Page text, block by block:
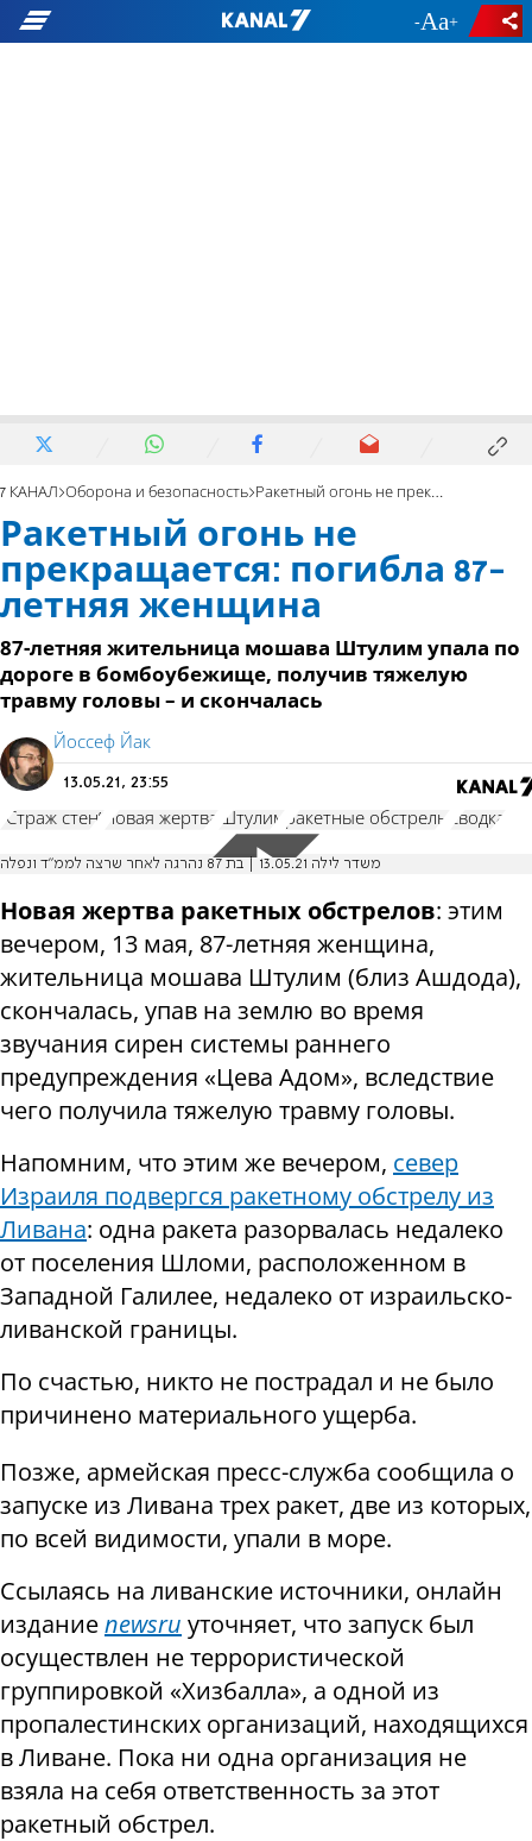
- +
7 КАНАЛ Оборона и безопасность Ракетный огонь не прекращается: погибла 87-летняя женщина
Ракетный огонь не
прекращается: погибла 87-
летняя женщина
87-летняя жительница мошава Штулим упала по
дороге в бомбоубежище, получив тяжелую
травму головы – и скончалась
Йоссеф Йак
13.05.21, 23:55
"Страж стен" новая жертва Штулим ракетные обстрелы сводка
משדר לילה 13.05.21 | בת 87 נהרגה לאחר שרצה לממ"ד ונפלה
Новая жертва ракетных обстрелов: этим
вечером, 13 мая, 87-летняя женщина,
жительница мошава Штулим (близ Ашдода),
скончалась, упав на землю во время
звучания сирен системы раннего
предупреждения «Цева Адом», вследствие
чего получила тяжелую травму головы.
Напомним, что этим же вечером, север
Израиля подвергся ракетному обстрелу из
Ливана: одна ракета разорвалась недалеко
от поселения Шломи, расположенном в
Западной Галилее, недалеко от израильско-
ливанской границы.
По счастью, никто не пострадал и не было
причинено материального ущерба.
Позже, армейская пресс-служба сообщила о
запуске из Ливана трех ракет, две из которых,
по всей видимости, упали в море.
Ссылаясь на ливанские источники, онлайн
изданиеnewsru уточняет, что запуск был
осуществлен не террористической
группировкой «Хизбалла», а одной из
пропалестинских организаций, находящихся
в Ливане. Пока ни одна организация не
взяла на себя ответственность за этот
ракетный обстрел.